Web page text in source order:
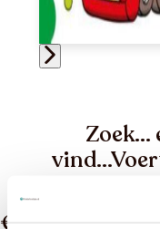
Zoek...
€ 8,99